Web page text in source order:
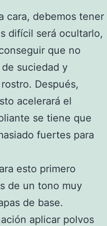
cara, debemos tener
difícil será ocultarlo,
que no
suciedad y
Después,
acelerará el
se tiene que
fuertes para
esto primero
de un tono muy
de base.
aplicar polvos